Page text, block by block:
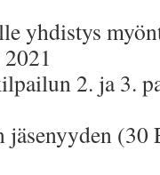
yhdistys
2. ja 3.
(30